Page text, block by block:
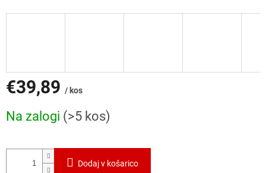
€39,89 / kos
mere:
Na zalogi (>5 kos)
Dodaj v košarico